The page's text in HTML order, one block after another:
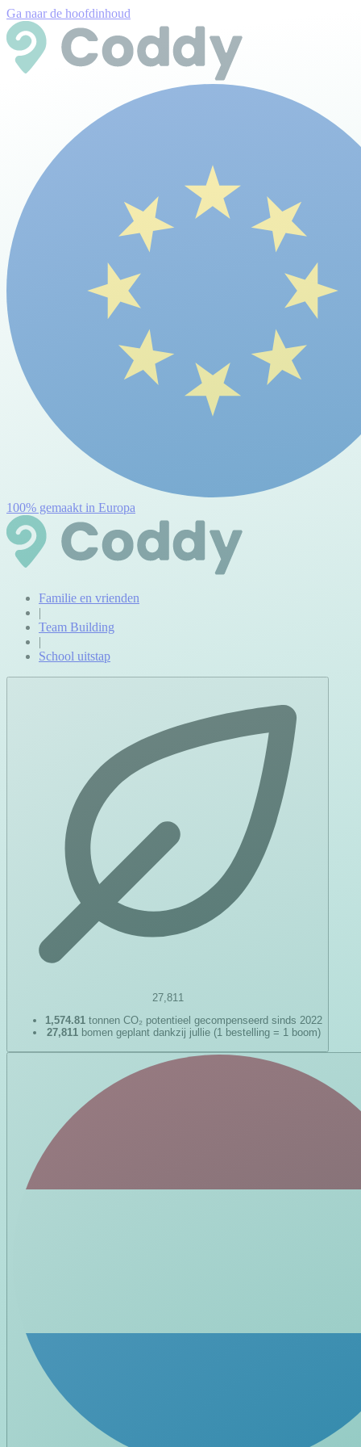
Ga naar de hoofdinhoud
100% gemaakt in Europa
Familie en vrienden
|
Team Building
|
School uitstap
27,811
1,574.81 tonnen CO₂ potentieel gecompenseerd sinds 2022
27,811 bomen geplant dankzij jullie (1 bestelling = 1 boom)